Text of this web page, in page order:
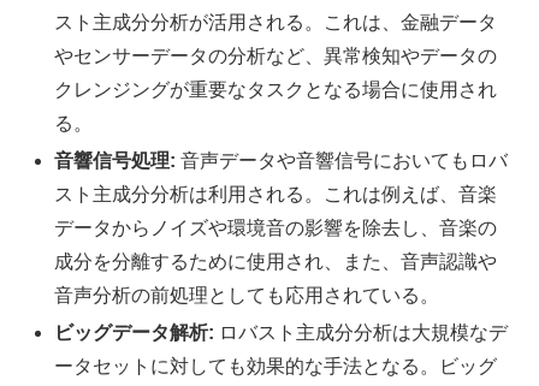
スト主成分分析が活用される。これは、金融データ
やセンサーデータの分析など、異常検知やデータの
クレンジングが重要なタスクとなる場合に使用され
る。
音響信号処理: 音声データや音響信号においてもロバ
スト主成分分析は利用される。これは例えば、音楽
データからノイズや環境音の影響を除去し、音楽の
成分を分離するために使用され、また、音声認識や
音声分析の前処理としても応用されている。
ビッグデータ解析: ロバスト主成分分析は大規模なデ
ータセットに対しても効果的な手法となる。ビッグ